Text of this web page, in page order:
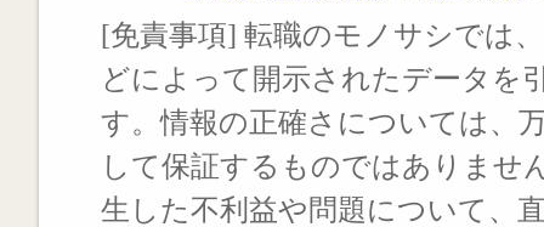
[免責事項] 転職のモノサシでは
どによって開示されたデータを
す。情報の正確さについては、
して保証するものではありませ
生した不利益や問題について、